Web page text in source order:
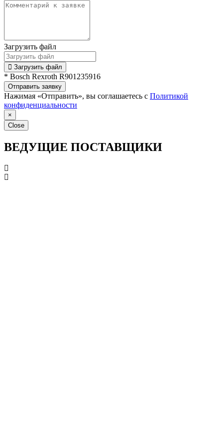
Загрузить файл
Загрузить файл
* Bosch Rexroth R901235916
Отправить заявку
Нажимая «Отправить», вы соглашаетесь с Политикой
конфиденциальности
×
Close
ВЕДУЩИЕ ПОСТАВЩИКИ